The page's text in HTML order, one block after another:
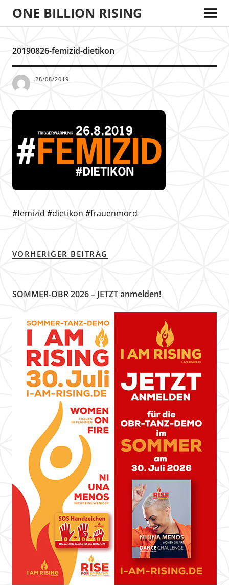
ONE BILLION RISING
20190826-femizid-dietikon
28/08/2019
#femizid #dietikon #frauenmord
VORHERIGER BEITRAG
SOMMER-OBR 2026 – JETZT anmelden!